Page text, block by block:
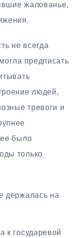
жалованье,
не всегда
предписать
людей,
тревоги и
было
только
держалась на
к государевой